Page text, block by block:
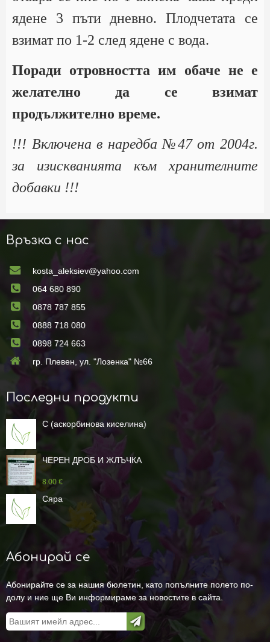
ядене 3 пъти дневно. Плодчетата се
взимат по 1-2 след ядене с вода.
Поради отровността им обаче не е
желателно да се взимат
продължително време.
!!! Включена в наредба №47 от 2004г.
за изискванията към хранителните
добавки !!!
Връзка с нас
kosta_aleksiev@yahoo.com
064 680 890
0878 787 855
0888 718 080
0898 724 663
гр. Плевен, ул. "Лозенка" №66
Последни продукти
C (аскорбинова киселина)
ЧЕРЕН ДРОБ И ЖЛЪЧКА
8.00 €
Сяра
Абонирай се
Абонирайте се за нашия бюлетин, като попълните полето по-
долу и ние ще Ви информираме за новостите в сайта.